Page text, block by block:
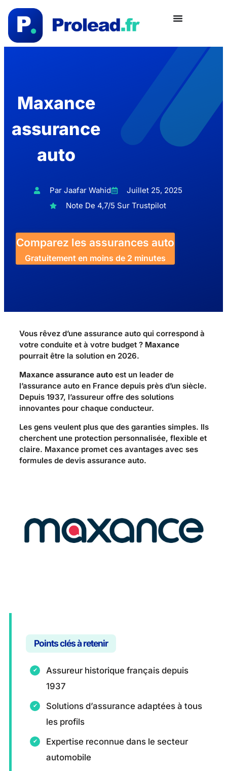
Maxance
assurance
auto
Par Jaafar Wahid
Juillet 25, 2025
Note De 4,7/5 Sur Trustpilot
Comparez les assurances auto
Gratuitement en moins de 2 minutes
Vous rêvez d’une assurance auto qui correspond à
votre conduite et à votre budget ? Maxance
pourrait être la solution en 2026.
Maxance assurance auto est un leader de
l’assurance auto en France depuis près d’un siècle.
Depuis 1937, l’assureur offre des solutions
innovantes pour chaque conducteur.
Les gens veulent plus que des garanties simples. Ils
cherchent une protection personnalisée, flexible et
claire. Maxance promet ces avantages avec ses
formules de devis assurance auto.
Points clés à retenir
Assureur historique français depuis
1937
Solutions d’assurance adaptées à tous
les profils
Expertise reconnue dans le secteur
automobile